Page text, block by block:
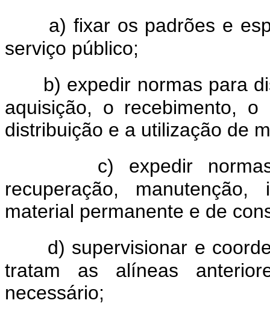
a) fixar os padrões e
serviço público;
b) expedir normas para
aquisição, o recebimento,
distribuição e a utilização de
c) expedir
recuperação,
material permanente e de
d) supervisionar e
tratam as alíneas
necessário;